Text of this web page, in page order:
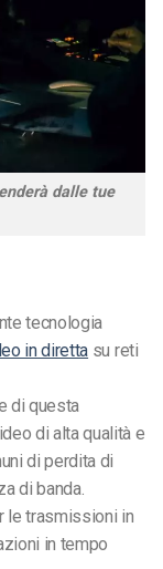
dalle tue
tecnologia
in diretta su reti
di questa
di alta qualità e
di perdita di
di banda.
le trasmissioni in
in tempo